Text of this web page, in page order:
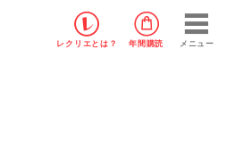
レクリエ とは？ 年間購読 メニュー